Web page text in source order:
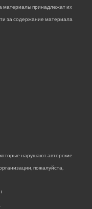
материалы принадлежат их
за содержание материала
нарушают авторские
пожалуйста,